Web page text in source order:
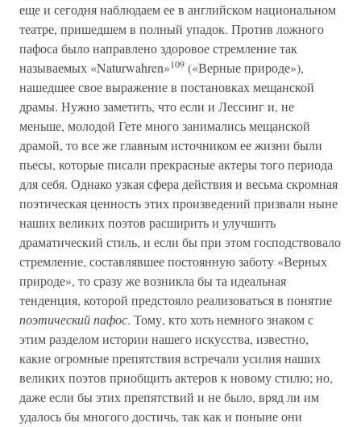
еще и сегодня наблюдаем ее в английском национальном
театре, пришедшем в полный упадок. Против ложного
пафоса было направлено здоровое стремление так
называемых «Naturwahren»109 («Верные природе»),
нашедшее свое выражение в постановках мещанской
драмы. Нужно заметить, что если и Лессинг и, не
меньше, молодой Гете много занимались мещанской
драмой, то все же главным источником ее жизни были
пьесы, которые писали прекрасные актеры того периода
для себя. Однако узкая сфера действия и весьма скромная
поэтическая ценность этих произведений призвали ныне
наших великих поэтов расширить и улучшить
драматический стиль, и если бы при этом господствовало
стремление, составлявшее постоянную заботу «Верных
природе», то сразу же возникла бы та идеальная
тенденция, которой предстояло реализоваться в понятие
поэтический пафос. Тому, кто хоть немного знаком с
этим разделом истории нашего искусства, известно,
какие огромные препятствия встречали усилия наших
великих поэтов приобщить актеров к новому стилю; но,
даже если бы этих препятствий и не было, вряд ли им
удалось бы многого достичь, так как и поныне они